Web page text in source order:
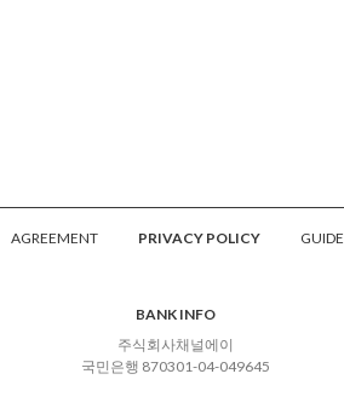
AGREEMENT PRIVACY POLICY GUIDE
BANK INFO
주식회사채널에이
국민은행 870301-04-049645